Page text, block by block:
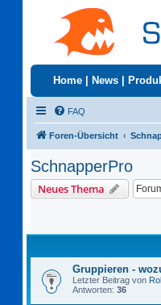
Home News
FAQ
Foren-Übersicht
SchnapperPro
Neues Thema
Gruppieren -
Letzter Beitrag von
Antworten: 36